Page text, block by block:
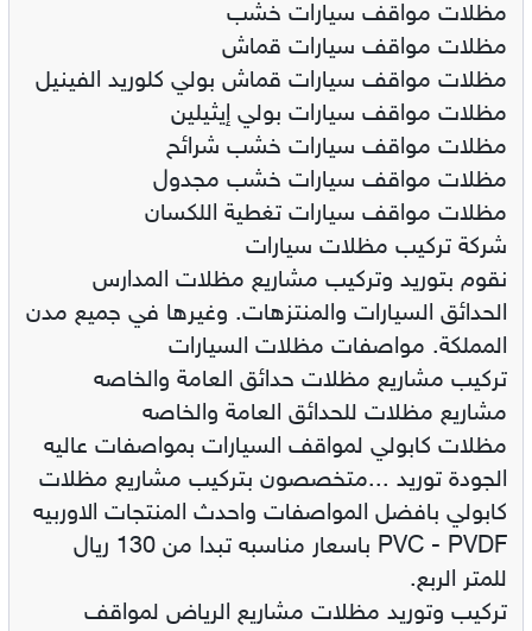
مظلات مواقف سيارات خشب
مظلات مواقف سيارات قماش
مظلات مواقف سيارات قماش بولي كلوريد الفينيل
مظلات مواقف سيارات بولي إيثيلين
مظلات مواقف سيارات خشب شرائح
مظلات مواقف سيارات خشب مجدول
مظلات مواقف سيارات تغطية اللكسان
شركة تركيب مظلات سيارات
نقوم بتوريد وتركيب مشاريع مظلات المدارس
الحدائق السيارات والمنتزهات. وغيرها في جميع مدن
المملكة. مواصفات مظلات السيارات
تركيب مشاريع مظلات حدائق العامة والخاصه
مشاريع مظلات للحدائق العامة والخاصه
مظلات كابولي لمواقف السيارات بمواصفات عاليه
الجودة توريد ...متخصصون بتركيب مشاريع مظلات
كابولي بافضل المواصفات واحدث المنتجات الاوربيه
PVC - PVDF باسعار مناسبه تبدا من 130 ريال
للمتر الربع.
تركيب وتوريد مظلات مشاريع الرياض لمواقف